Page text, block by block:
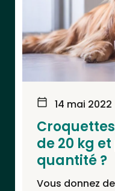
14 mai 2022
de 20 kg
quantité ?
Vous donnez